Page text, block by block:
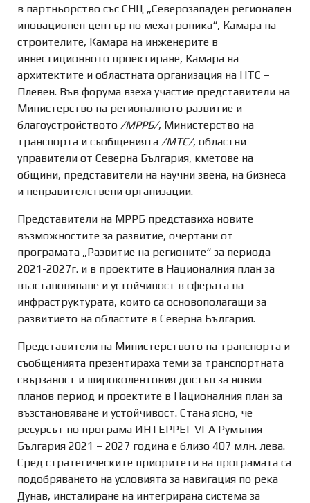
в партньорство със СНЦ „Северозападен регионален
иновационен център по мехатроника“, Камара на
строителите, Камара на инженерите в
инвестиционното проектиране, Камара на
архитектите и областната организация на НТС –
Плевен. Във форума взеха участие представители на
Министерство на регионалното развитие и
благоустройството /МРРБ/, Министерство на
транспорта и съобщенията /МТС/, областни
управители от Северна България, кметове на
общини, представители на научни звена, на бизнеса
и неправителствени организации.
Представители на МРРБ представиха новите
възможностите за развитие, очертани от
програмата „Развитие на регионите“ за периода
2021-2027г. и в проектите в Националния план за
възстановяване и устойчивост в сферата на
инфраструктурата, които са основополагащи за
развитието на областите в Северна България.
Представители на Министерството на транспорта и
съобщенията презентираха теми за транспортната
свързаност и широколентовия достъп за новия
планов период и проектите в Националния план за
възстановяване и устойчивост. Стана ясно, че
ресурсът по програма ИНТЕРРЕГ VI-A Румъния –
България 2021 – 2027 година е близо 407 млн. лева.
Сред стратегическите приоритети на програмата са
подобряването на условията за навигация по река
Дунав, инсталиране на интегрирана система за